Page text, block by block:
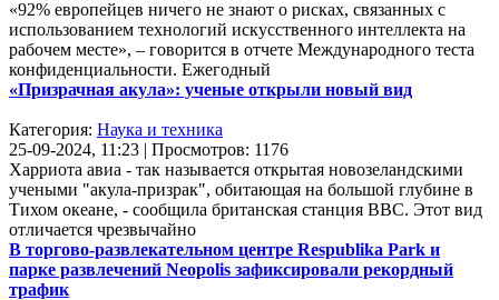
«92% европейцев ничего не знают о рисках, связанных с
использованием технологий искусственного интеллекта на
рабочем месте», – говорится в отчете Международного теста
конфиденциальности. Ежегодный
«Призрачная акула»: ученые открыли новый вид
Категория: Наука и техника
25-09-2024, 11:23 | Просмотров: 1176
Харриота авиа - так называется открытая новозеландскими
учеными "акула-призрак", обитающая на большой глубине в
Тихом океане, - сообщила британская станция BBC. Этот вид
отличается чрезвычайно
В торгово-развлекательном центре Respublika Park и
парке развлечений Neopolis зафиксировали рекордный
трафик